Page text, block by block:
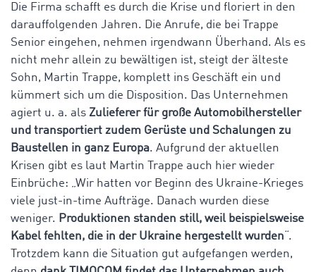
Die Firma schafft es durch die Krise und floriert in den
darauffolgenden Jahren. Die Anrufe, die bei Trappe
Senior eingehen, nehmen irgendwann Überhand. Als es
nicht mehr allein zu bewältigen ist, steigt der älteste
Sohn, Martin Trappe, komplett ins Geschäft ein und
kümmert sich um die Disposition. Das Unternehmen
agiert u. a. als Zulieferer für große Automobilhersteller
und transportiert zudem Gerüste und Schalungen zu
Baustellen in ganz Europa. Aufgrund der aktuellen
Krisen gibt es laut Martin Trappe auch hier wieder
Einbrüche: „Wir hatten vor Beginn des Ukraine-Krieges
viele just-in-time Aufträge. Danach wurden diese
weniger. Produktionen standen still, weil beispielsweise
Kabel fehlten, die in der Ukraine hergestellt wurden “.
Trotzdem kann die Situation gut aufgefangen werden,